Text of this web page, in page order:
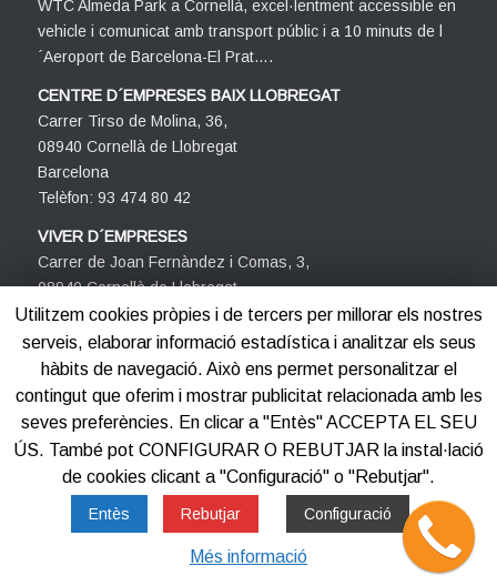
WTC Almeda Park a Cornellà, excel·lentment accessible en
vehicle i comunicat amb transport públic i a 10 minuts de l
´Aeroport de Barcelona-El Prat….
CENTRE D´EMPRESES BAIX LLOBREGAT
Carrer Tirso de Molina, 36,
08940 Cornellà de Llobregat
Barcelona
Telèfon: 93 474 80 42
VIVER D´EMPRESES
Carrer de Joan Fernàndez i Comas, 3,
08940 Cornellà de Llobregat
Barcelona
Telèfon: 93 474 80 42
©2012-2025 Centre d'Empreses PROCORNELLÀ
Política de privacitat Política de cookies
Utilitzem cookies pròpies i de tercers per millorar els nostres
serveis, elaborar informació estadística i analitzar els seus
hàbits de navegació. Això ens permet personalitzar el
contingut que oferim i mostrar publicitat relacionada amb les
seves preferències. En clicar a "Entès" ACCEPTA EL SEU
ÚS. També pot CONFIGURAR O REBUTJAR la instal·lació
de cookies clicant a "Configuració" o "Rebutjar".
Entès Rebutjar Configuració
Més informació